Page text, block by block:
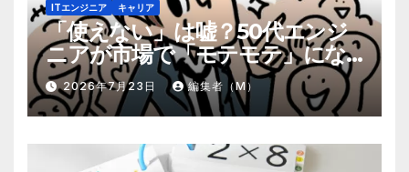
ITエンジニア キャリア
「使えない」は嘘？50代エンジ
ニアが市場で「モテモテ」にな
るための8個の強み
2026年7月23日 編集者（M）